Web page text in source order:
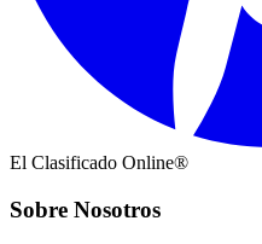
El Clasificado Online®
Sobre Nosotros